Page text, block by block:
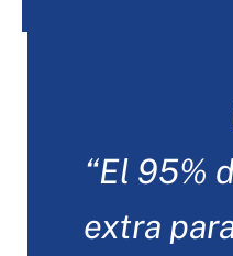
“El 95%
extra